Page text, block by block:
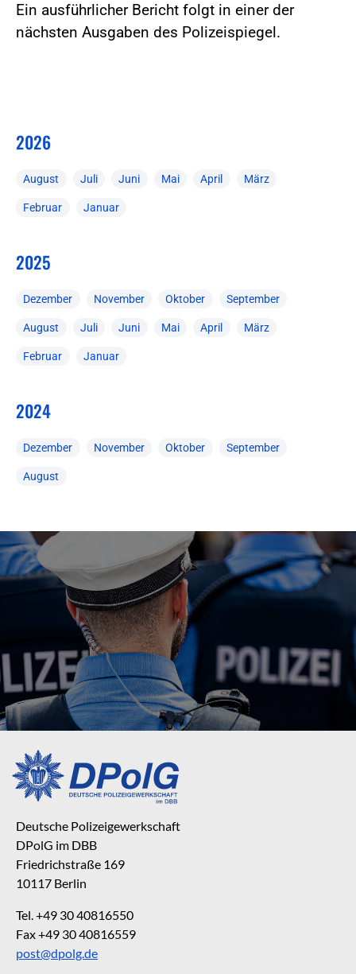
Ein ausführlicher Bericht folgt in einer der
nächsten Ausgaben des Polizeispiegel.
2026
August Juli Juni Mai April März
Februar Januar
2025
Dezember November Oktober September
August Juli Juni Mai April März
Februar Januar
2024
Dezember November Oktober September
August
Deutsche Polizeigewerkschaft
DPolG im DBB
Friedrichstraße 169
10117 Berlin
Tel. +49 30 40816550
Fax +49 30 40816559
post@dpolg.de